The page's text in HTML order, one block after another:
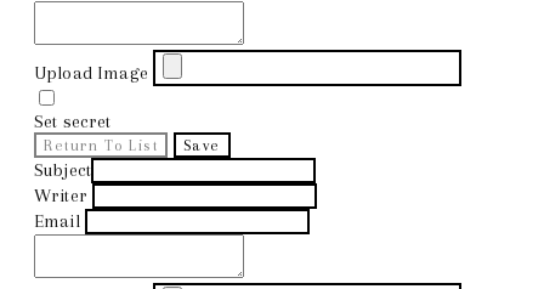
Upload Image
Set secret
Return To List Save
Subject
Writer
Email